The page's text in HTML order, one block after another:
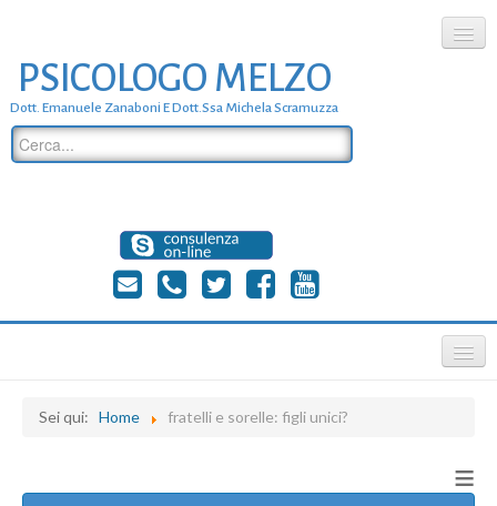
chi siamo
dove siamo
dott. Emanuele Zanaboni
dott.ssa michela scramuzza
PSICOLOGO MELZO
Dott. Emanuele Zanaboni E Dott.ssa Michela Scramuzza
Sei qui: Home fratelli e sorelle: figli unici?
≡